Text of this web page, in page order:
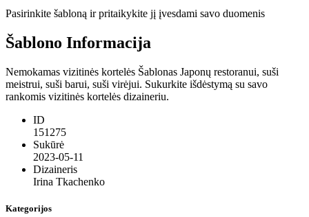
Pasirinkite šabloną ir pritaikykite jį įvesdami savo duomenis
Šablono Informacija
Nemokamas vizitinės kortelės Šablonas Japonų restoranui, suši
meistrui, suši barui, suši virėjui. Sukurkite išdėstymą su savo
rankomis vizitinės kortelės dizaineriu.
ID
151275
Sukūrė
2023-05-11
Dizaineris
Irina Tkachenko
Kategorijos